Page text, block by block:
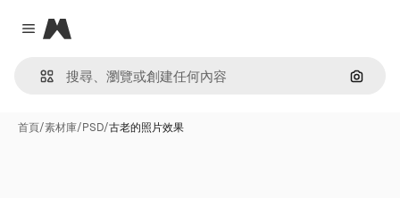
Close menu
Magnific
通過圖
首頁/素材庫/PSD/古老的照片效果